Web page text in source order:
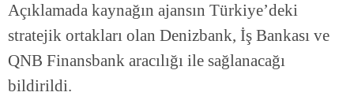
Açıklamada kaynağın ajansın Türkiye’deki
stratejik ortakları olan Denizbank, İş Bankası ve
QNB Finansbank aracılığı ile sağlanacağı
bildirildi.